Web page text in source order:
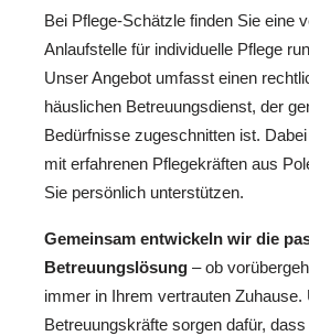
Bei Pflege-Schätzle finden Sie eine
Anlaufstelle für individuelle Pflege
Unser Angebot umfasst einen
häuslichen Betreuungsdienst, der
Bedürfnisse zugeschnitten ist.
mit erfahrenen Pflegekräften aus
Sie persönlich unterstützen.
Gemeinsam entwickeln wir die
Betreuungslösung – ob
immer in Ihrem vertrauten Zuhause.
Betreuungskräfte sorgen dafür,